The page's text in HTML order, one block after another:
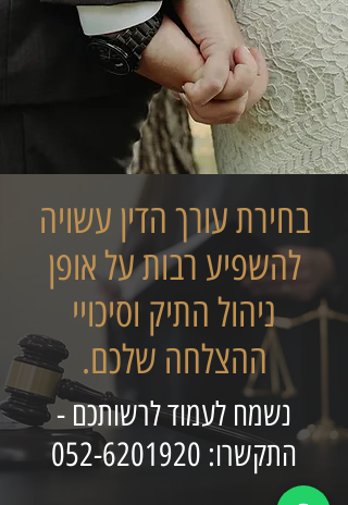
בחירת עורך הדין עשויה
להשפיע רבות על אופן
ניהול התיק וסיכויי
ההצלחה שלכם.
נשמח לעמוד לרשותכם -
התקשרו: 052-6201920